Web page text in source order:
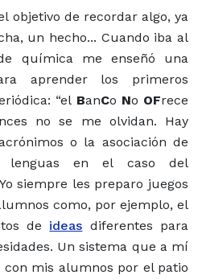
objetivo de recordar algo, ya
un hecho... Cuando iba al
química me enseñó una
aprender los primeros
“el BanCo No OFrece
no se me olvidan. Hay
o la asociación de
lenguas en el caso del
siempre les preparo juegos
como, por ejemplo, el
de ideas diferentes para
Un sistema que a mí
mis alumnos por el patio